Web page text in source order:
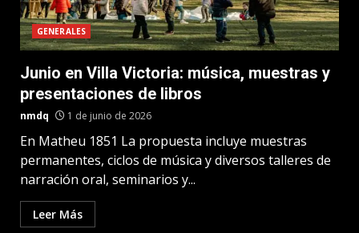
GENERALES
Junio en Villa Victoria: música, muestras y
presentaciones de libros
nmdq 1 de junio de 2026
En Matheu 1851 La propuesta incluye muestras
permanentes, ciclos de música y diversos talleres de
narración oral, seminarios y...
Leer Más